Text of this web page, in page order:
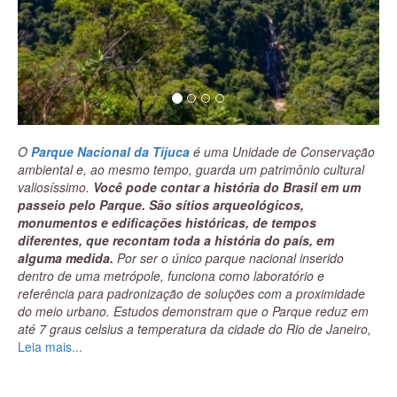
O Parque Nacional da Tijuca é uma Unidade de Conservação
ambiental e, ao mesmo tempo, guarda um patrimônio cultural
valiosíssimo. Você pode contar a história do Brasil em um
passeio pelo Parque. São sítios arqueológicos,
monumentos e edificações históricas, de tempos
diferentes, que recontam toda a história do país, em
alguma medida. Por ser o único parque nacional inserido
dentro de uma metrópole, funciona como laboratório e
referência para padronização de soluções com a proximidade
do meio urbano. Estudos demonstram que o Parque reduz em
até 7 graus celsius a temperatura da cidade do Rio de Janeiro,
diminuiu enchentes e desmoronamentos das encostas e até
Leia mais...